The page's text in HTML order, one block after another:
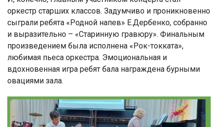
оркестр старших классов. Задумчиво и проникновенно
сыграли ребята «Родной напев» Е.Дербенко, собранно
и выразительно – «Старинную гравюру». Финальным
произведением была исполнена «Рок-токката»,
любимая пьеса оркестра. Эмоциональная и
вдохновенная игра ребят бала награждена бурными
овациями зала.